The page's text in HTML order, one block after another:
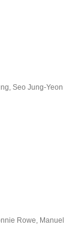
,Seo Jung-Yeon
Rowe, Manuel